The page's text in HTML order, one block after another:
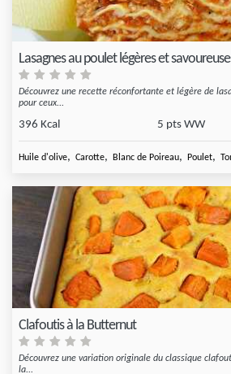
Lasagnes au poulet légères et
Découvrez une recette réconfortante et légère de
pour ceux...
396 Kcal 5 pts WW
Huile d'olive, Carotte, Blanc de Poireau, Poulet,
Clafoutis à la Butternut
Découvrez une variation originale du classique
la...